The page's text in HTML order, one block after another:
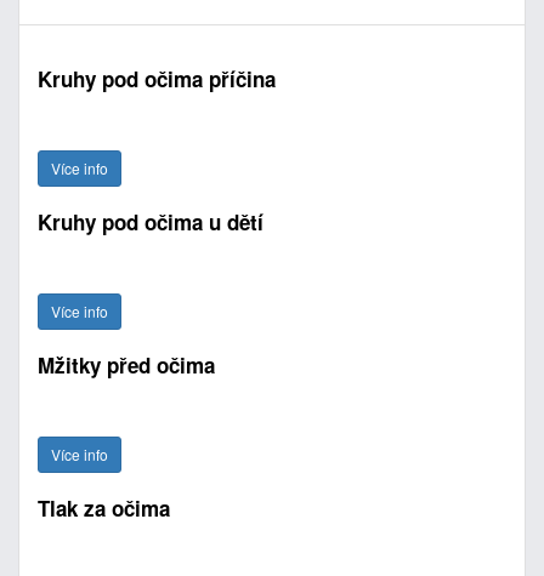
Kruhy pod očima příčina
Více info
Kruhy pod očima u dětí
Více info
Mžitky před očima
Více info
Tlak za očima